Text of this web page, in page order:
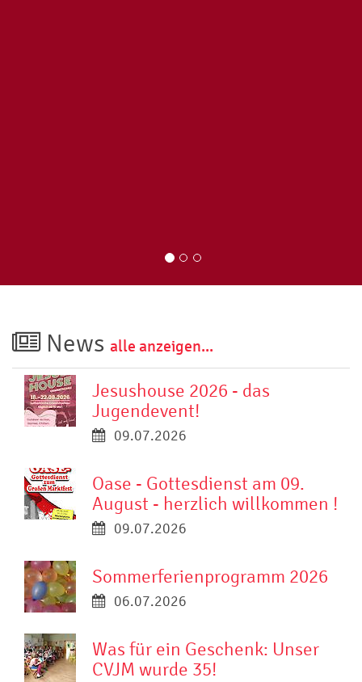
News alle anzeigen...
Jesushouse 2026 - das
Jugendevent!
09.07.2026
Oase - Gottesdienst am 09.
August - herzlich willkommen !
09.07.2026
Sommerferienprogramm 2026
06.07.2026
Was für ein Geschenk: Unser
CVJM wurde 35!